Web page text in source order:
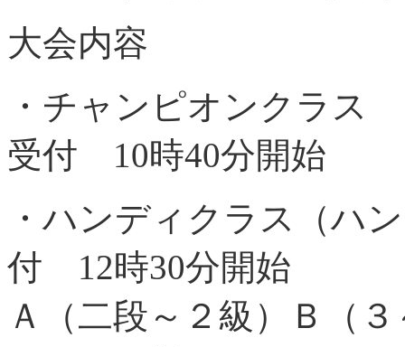
大会内容
・チャンピオンクラ
受付 10時40分開始
・ハンディクラス（ハ
付 12時30分開始
Ａ（二段～２級）Ｂ（